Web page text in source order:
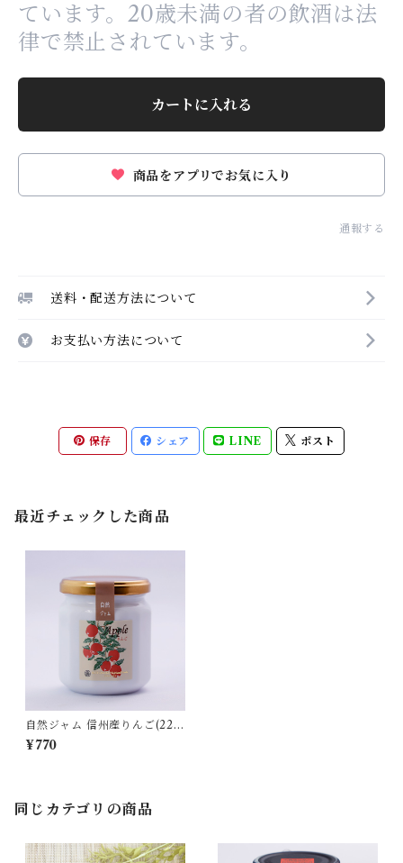
ています。20歳未満の者の飲酒は法
律で禁止されています。
カートに入れる
商品をアプリでお気に入り
通報する
送料・配送方法について
お支払い方法について
保存 シェア LINE ポスト
最近チェックした商品
自然ジャム 信州産りんご(220
g)
¥770
同じカテゴリの商品